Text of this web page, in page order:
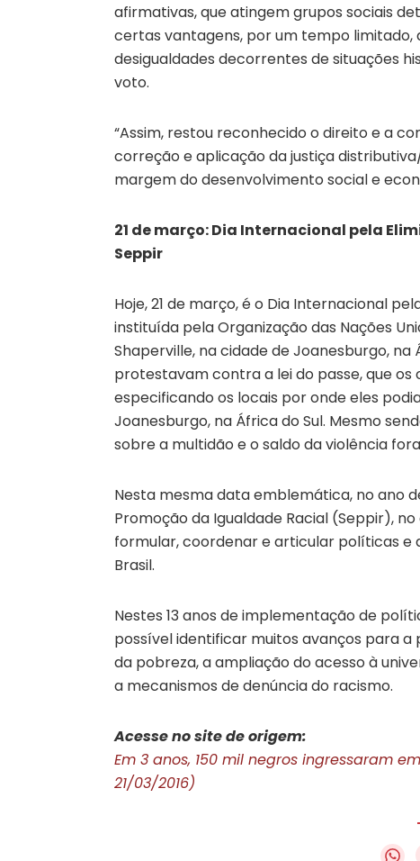
afirmativas, que atingem grupos sociais
certas vantagens, por um tempo
desigualdades decorrentes de situações
voto.
“Assim, restou reconhecido o direito e a
correção e aplicação da justiça
margem do desenvolvimento social e
21 de março: Dia Internacional pela
Seppir
Hoje, 21 de março, é o Dia Internacional
instituída pela Organização das Nações
Shaperville, na cidade de Joanesburgo, na
protestavam contra a lei do passe, que
especificando os locais por onde eles
Joanesburgo, na África do Sul. Mesmo
sobre a multidão e o saldo da violência
Nesta mesma data emblemática, no ano
Promoção da Igualdade Racial (Seppir),
formular, coordenar e articular políticas e
Brasil.
Nestes 13 anos de implementação de
possível identificar muitos avanços para
da pobreza, a ampliação do acesso à
a mecanismos de denúncia do racismo.
Acesse no site de origem:
Em 3 anos, 150 mil negros ingressaram
21/03/2016)